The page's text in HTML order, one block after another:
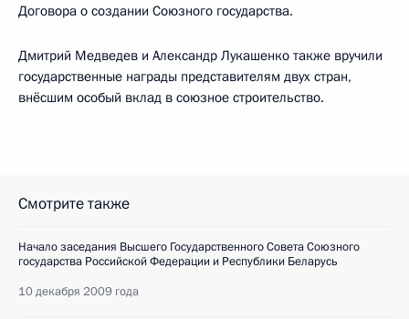
Договора о создании Союзного государства.
Дмитрий Медведев и Александр Лукашенко также вручили
государственные награды представителям двух стран,
внёсшим особый вклад в союзное строительство.
Смотрите также
Начало заседания Высшего Государственного Совета Союзного
государства Российской Федерации и Республики Беларусь
10 декабря 2009 года